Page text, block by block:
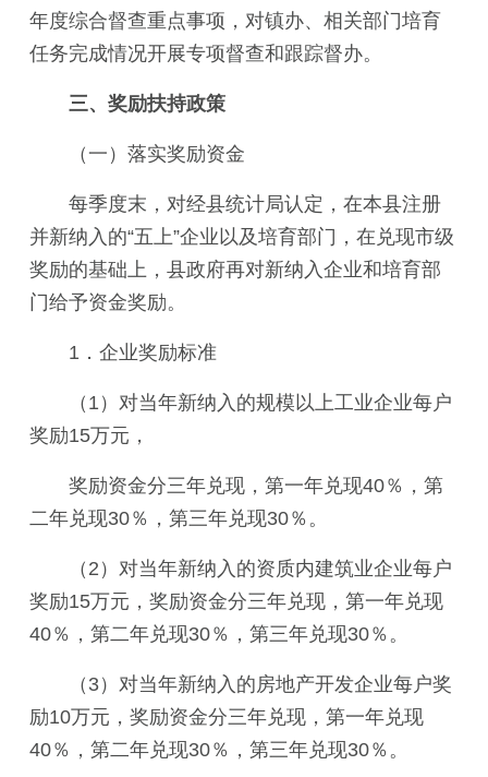
年度综合督查重点事项，对镇办、相关部门培育
任务完成情况开展专项督查和跟踪督办。
三、奖励扶持政策
（一）落实奖励资金
每季度末，对经县统计局认定，在本县注册
并新纳入的“五上”企业以及培育部门，在兑现市级
奖励的基础上，县政府再对新纳入企业和培育部
门给予资金奖励。
1．企业奖励标准
（1）对当年新纳入的规模以上工业企业每户
奖励15万元，
奖励资金分三年兑现，第一年兑现40％，第
二年兑现30％，第三年兑现30％。
（2）对当年新纳入的资质内建筑业企业每户
奖励15万元，奖励资金分三年兑现，第一年兑现
40％，第二年兑现30％，第三年兑现30％。
（3）对当年新纳入的房地产开发企业每户奖
励10万元，奖励资金分三年兑现，第一年兑现
40％，第二年兑现30％，第三年兑现30％。